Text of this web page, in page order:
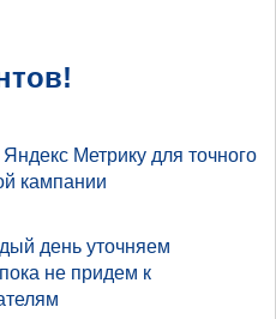
Метрику для точного
кампании
день уточняем
не придем к